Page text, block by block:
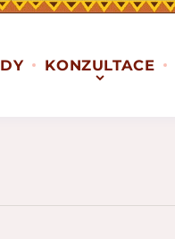
KONZULTACE